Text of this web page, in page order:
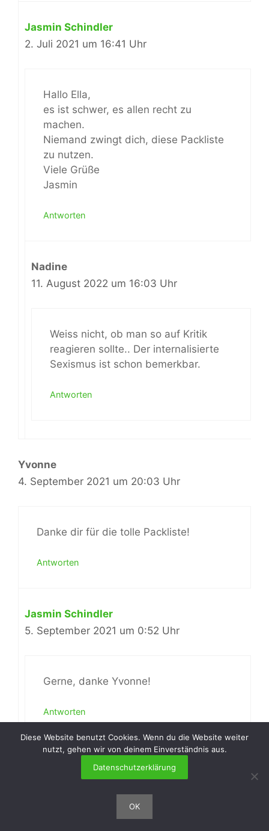
Jasmin Schindler
2. Juli 2021 um 16:41 Uhr
Hallo Ella,
es ist schwer, es allen recht zu
machen.
Niemand zwingt dich, diese Packliste
zu nutzen.
Viele Grüße
Jasmin
Antworten
Nadine
11. August 2022 um 16:03 Uhr
Weiss nicht, ob man so auf Kritik
reagieren sollte.. Der internalisierte
Sexismus ist schon bemerkbar.
Antworten
Yvonne
4. September 2021 um 20:03 Uhr
Danke dir für die tolle Packliste!
Antworten
Jasmin Schindler
5. September 2021 um 0:52 Uhr
Gerne, danke Yvonne!
Antworten
Diese Website benutzt Cookies. Wenn du die Website weiter
nutzt, gehen wir von deinem Einverständnis aus.
Datenschutzerklärung
OK